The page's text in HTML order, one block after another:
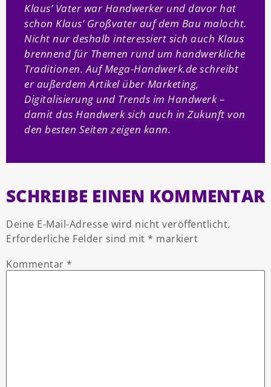
Klaus’ Vater war Handwerker und davor hat
schon Klaus’ Großvater auf dem Bau malocht.
Nicht nur deshalb interessiert sich auch Klaus
brennend für Themen rund um handwerkliche
Traditionen. Auf Mega-Handwerk.de schreibt
er außerdem Artikel über Marketing,
Digitalisierung und Trends im Handwerk –
damit das Handwerk sich auch in Zukunft von
den besten Seiten zeigen kann.
SCHREIBE EINEN KOMMENTAR
Deine E-Mail-Adresse wird nicht veröffentlicht.
Erforderliche Felder sind mit * markiert
Kommentar *